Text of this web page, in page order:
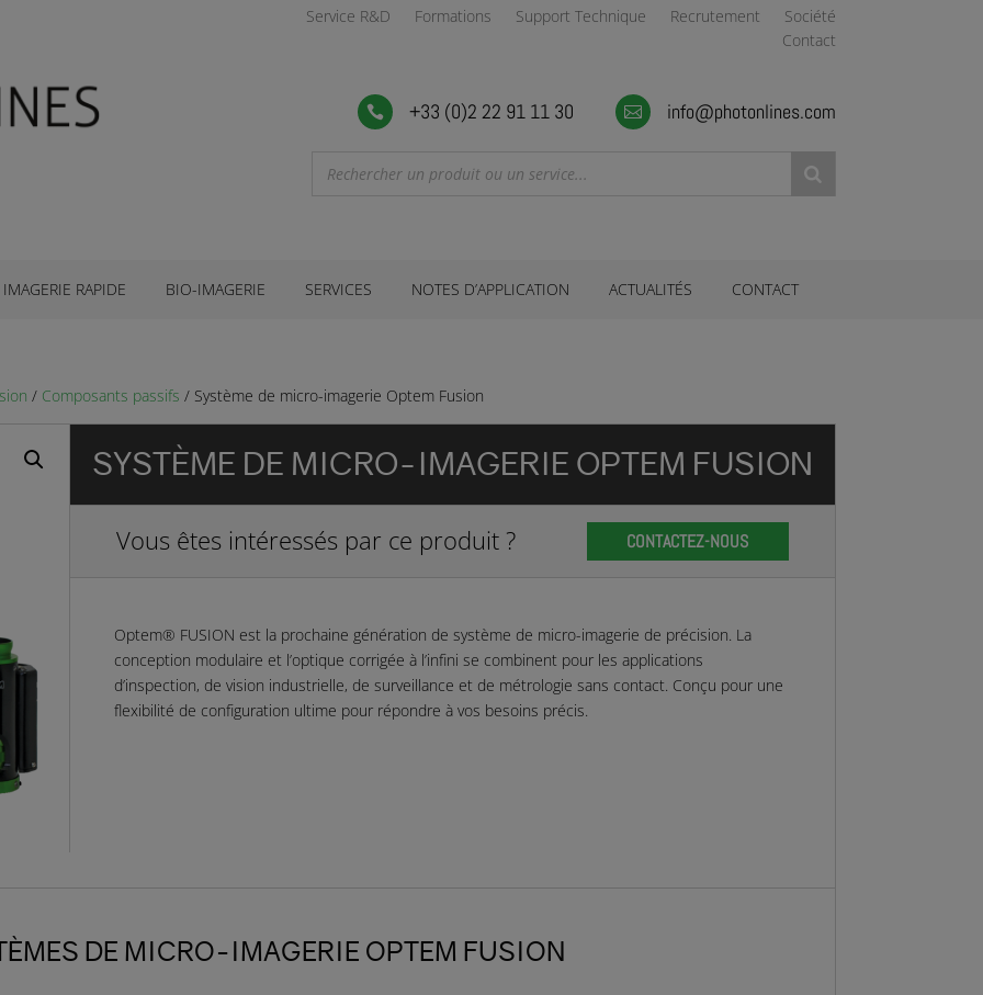
Service R&D Formations Support Technique Recrutement
Société
Contact
 +33 (0)2 22 91 11 30  info@photonlines.com
IMAGERIE RAPIDE BIO-IMAGERIE SERVICES NOTES D’APPLICATION ACTUALITÉS CONTACT
/ Composants passifs / Système de micro-imagerie Optem Fusion
SYSTÈME DE MICRO-IMAGERIE OPTEM FUSION
Vous êtes intéressés par ce produit ? CONTACTEZ-NOUS
Optem® FUSION est la prochaine génération de système de micro-imagerie de précision. La
conception modulaire et l’optique corrigée à l’infini se combinent pour les applications
d’inspection, de vision industrielle, de surveillance et de métrologie sans contact. Conçu pour une
flexibilité de configuration ultime pour répondre à vos besoins précis.
DE MICRO-IMAGERIE OPTEM FUSION